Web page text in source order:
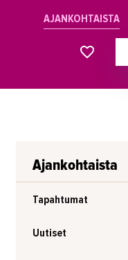
AJANKOHTAISTA
Ajankohtaista
Tapahtumat
Uutiset